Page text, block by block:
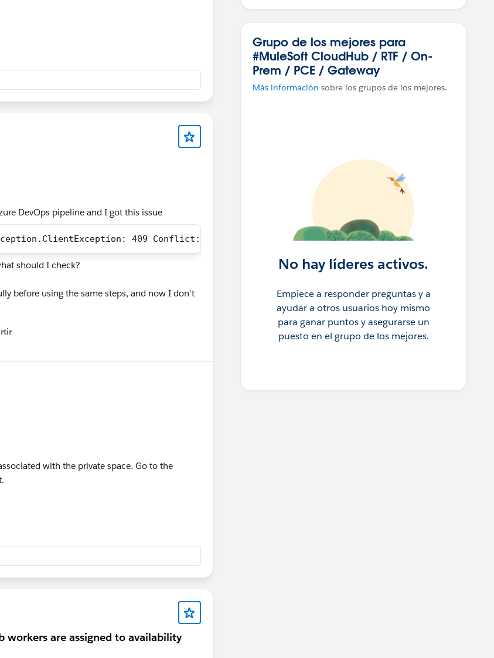
DevOps pipeline and I got this issue
409 Conflict:
should I check?
before using the same steps, and now I don't
with the private space. Go to the
workers are assigned to availability
Grupo de los mejores para
#MuleSoft CloudHub / RTF / On-
Prem / PCE / Gateway
Más información sobre los grupos de los mejores.
No hay líderes activos.
Empiece a responder preguntas y a
ayudar a otros usuarios hoy mismo
para ganar puntos y asegurarse un
puesto en el grupo de los mejores.